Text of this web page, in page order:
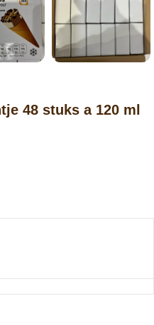
48 stuks a 120 ml